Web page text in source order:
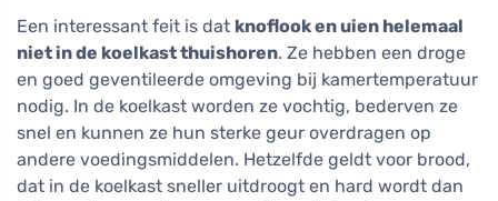
Een interessant feit is dat knoflook en uien helemaal
niet in de koelkast thuishoren. Ze hebben een droge
en goed geventileerde omgeving bij kamertemperatuur
nodig. In de koelkast worden ze vochtig, bederven ze
snel en kunnen ze hun sterke geur overdragen op
andere voedingsmiddelen. Hetzelfde geldt voor brood,
dat in de koelkast sneller uitdroogt en hard wordt dan